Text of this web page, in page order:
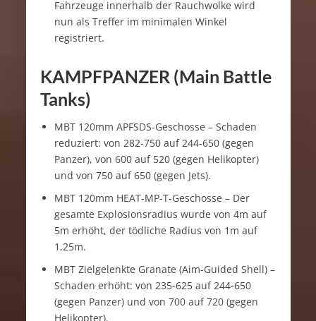
Fahrzeuge innerhalb der Rauchwolke wird
nun als Treffer im minimalen Winkel
registriert.
KAMPFPANZER (Main Battle
Tanks)
MBT 120mm APFSDS-Geschosse – Schaden
reduziert: von 282-750 auf 244-650 (gegen
Panzer), von 600 auf 520 (gegen Helikopter)
und von 750 auf 650 (gegen Jets).
MBT 120mm HEAT-MP-T-Geschosse – Der
gesamte Explosionsradius wurde von 4m auf
5m erhöht, der tödliche Radius von 1m auf
1,25m.
MBT Zielgelenkte Granate (Aim-Guided Shell) –
Schaden erhöht: von 235-625 auf 244-650
(gegen Panzer) und von 700 auf 720 (gegen
Helikopter).